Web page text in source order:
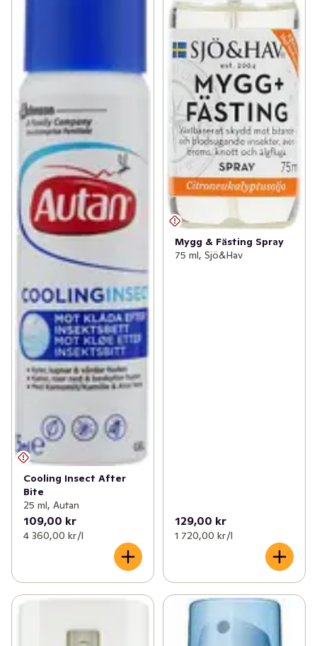
Cooling Insect After
Bite
25 ml, Autan
109,00 kr
4 360,00 kr /l
Mygg & Fästing Spray
75 ml, Sjö&Hav
129,00 kr
1 720,00 kr /l